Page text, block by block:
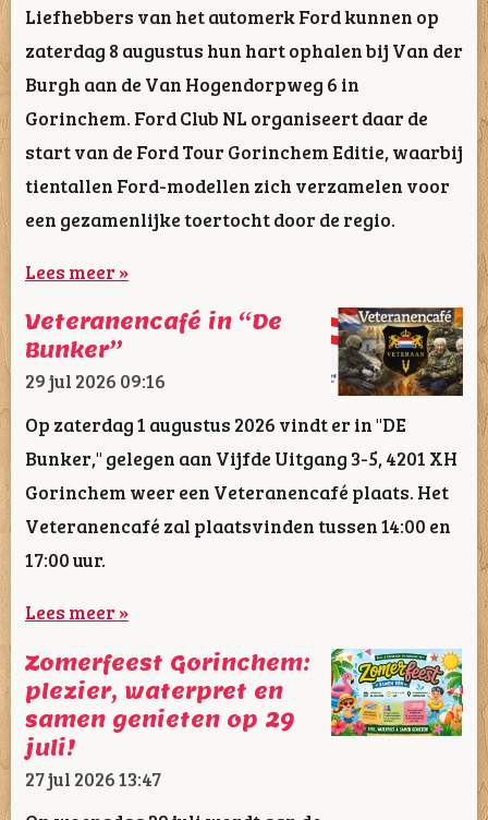
Liefhebbers van het automerk Ford kunnen op
zaterdag 8 augustus hun hart ophalen bij Van der
Burgh aan de Van Hogendorpweg 6 in
Gorinchem. Ford Club NL organiseert daar de
start van de Ford Tour Gorinchem Editie, waarbij
tientallen Ford-modellen zich verzamelen voor
een gezamenlijke toertocht door de regio.
Lees meer »
Veteranencafé in “De
Bunker”
29 jul 2026 09:16
Op zaterdag 1 augustus 2026 vindt er in "DE
Bunker," gelegen aan Vijfde Uitgang 3-5, 4201 XH
Gorinchem weer een Veteranencafé plaats. Het
Veteranencafé zal plaatsvinden tussen 14:00 en
17:00 uur.
Lees meer »
Zomerfeest Gorinchem:
plezier, waterpret en
samen genieten op 29
juli!
27 jul 202613:47